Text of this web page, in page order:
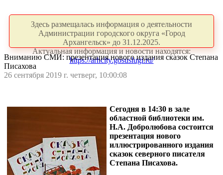
Здесь размещалась информация о деятельности
Администрации городского округа «Город
Архангельск» до 31.12.2025.
Актуальная информация и новости находятся:
https://arhcity.gosuslugi.ru/
Вниманию СМИ: презентация нового издания сказок Степана
Писахова
26 сентября 2019 г. четверг, 10:00:08
Сегодня в 14:30 в зале
областной библиотеки им.
Н.А. Добролюбова состоится
презентация нового
иллюстрированного издания
сказок северного писателя
Степана Писахова.